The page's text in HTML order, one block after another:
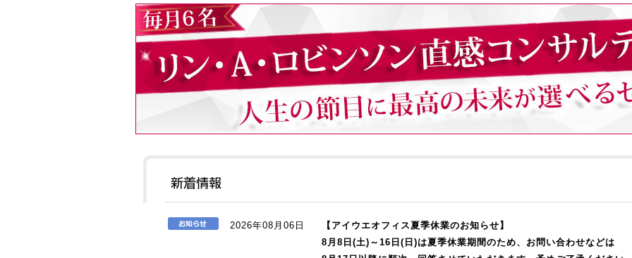
2026年08月06日
【アイウエオフィス夏季休業のお知らせ】
8月8日(土)～16日(日)は夏季休業期間のため、お問い合わせなどは